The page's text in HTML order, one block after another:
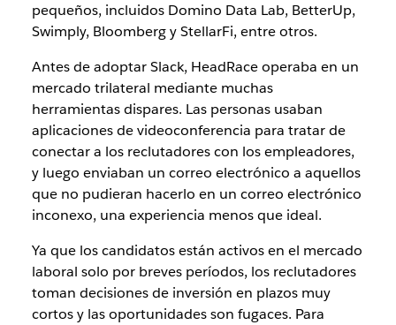
pequeños, incluidos Domino Data Lab, BetterUp,
Swimply, Bloomberg y StellarFi, entre otros.
Antes de adoptar Slack, HeadRace operaba en un
mercado trilateral mediante muchas
herramientas dispares. Las personas usaban
aplicaciones de videoconferencia para tratar de
conectar a los reclutadores con los empleadores,
y luego enviaban un correo electrónico a aquellos
que no pudieran hacerlo en un correo electrónico
inconexo, una experiencia menos que ideal.
Ya que los candidatos están activos en el mercado
laboral solo por breves períodos, los reclutadores
toman decisiones de inversión en plazos muy
cortos y las oportunidades son fugaces. Para